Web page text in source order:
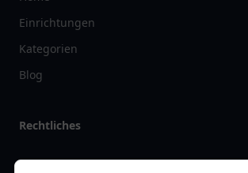
Einrichtungen
Kategorien
Blog
Rechtliches
Impressum